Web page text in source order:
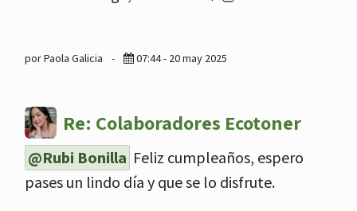
por Paola Galicia - 07:44 - 20 may 2025
Re: Colaboradores Ecotoner
@Rubi Bonilla Feliz cumpleaños, espero
pases un lindo día y que se lo disfrute.